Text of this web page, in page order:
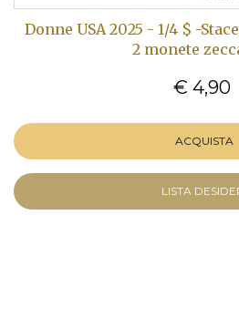
Donne USA 2025 - 1/4 $ -
2 monete
€ 4,90
ACQUISTA
LISTA